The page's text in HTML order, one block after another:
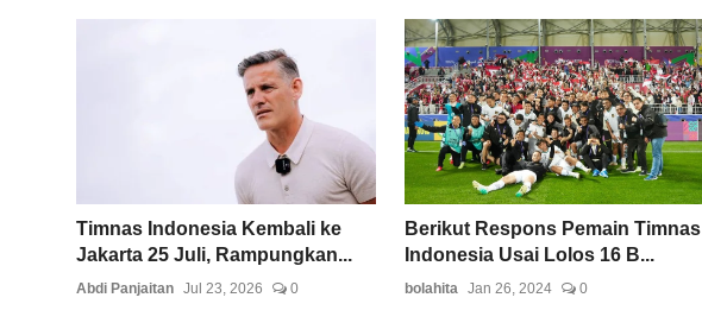
Timnas Indonesia Kembali ke
Jakarta 25 Juli, Rampungkan...
Abdi Panjaitan Jul 23, 2026 0
Berikut Respons Pemain Timnas
Indonesia Usai Lolos 16 B...
bolahita Jan 26, 2024 0